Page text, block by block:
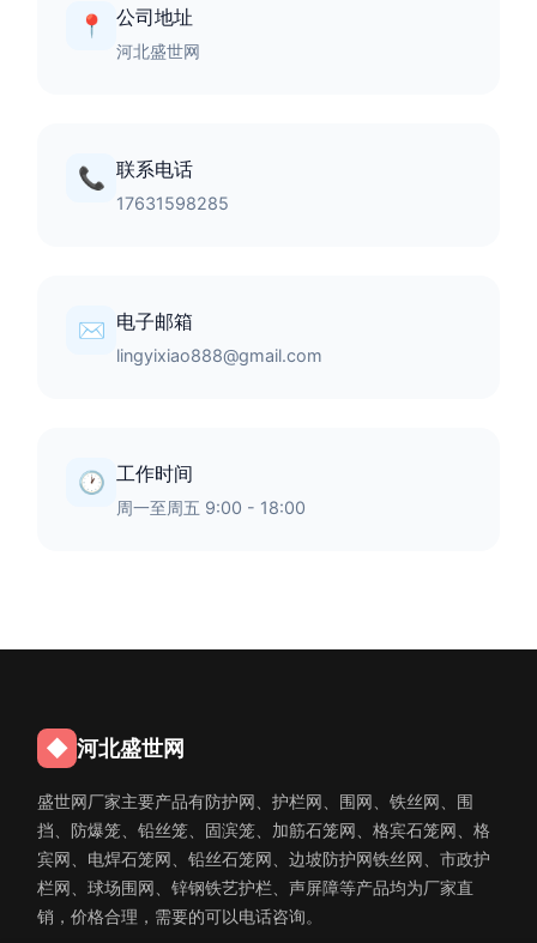
📍 公司地址
河北盛世网
📞 联系电话
17631598285
✉️ 电子邮箱
lingyixiao888@gmail.com
🕐 工作时间
周一至周五 9:00 - 18:00
◆ 河北盛世网
盛世网厂家主要产品有防护网、护栏网、围网、铁丝网、围
挡、防爆笼、铅丝笼、固滨笼、加筋石笼网、格宾石笼网、格
宾网、电焊石笼网、铅丝石笼网、边坡防护网铁丝网、市政护
栏网、球场围网、锌钢铁艺护栏、声屏障等产品均为厂家直
销，价格合理，需要的可以电话咨询。